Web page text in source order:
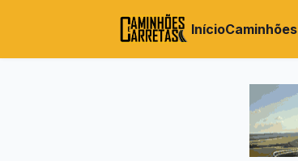
InícioCaminhões